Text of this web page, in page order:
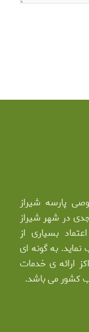
پارسه شیراز
جدی در شهر شیراز
بسیاری از
به گونه ای
ارائه ی خدمات
کشور می باشد.